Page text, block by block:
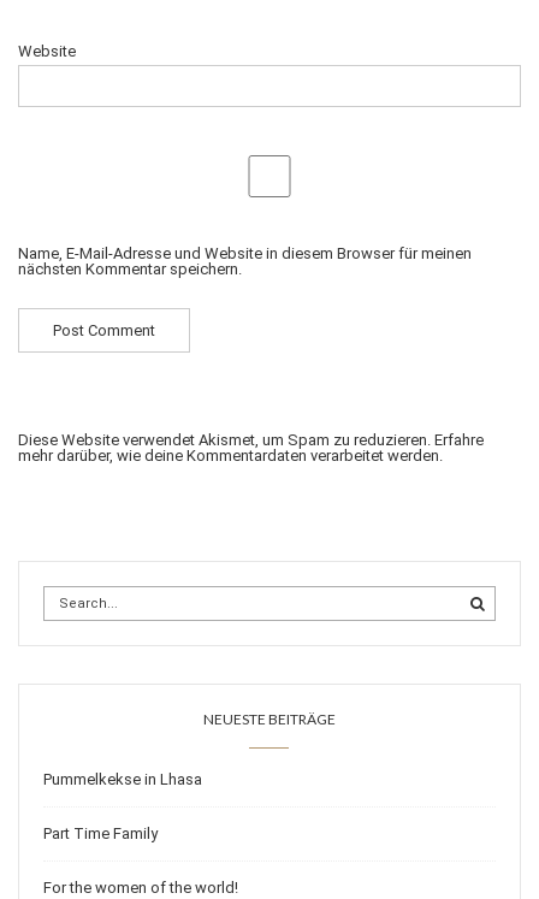
Website
Name, E-Mail-Adresse und Website in diesem Browser für meinen
nächsten Kommentar speichern.
Diese Website verwendet Akismet, um Spam zu reduzieren. Erfahre
mehr darüber, wie deine Kommentardaten verarbeitet werden.
NEUESTE BEITRÄGE
Pummelkekse in Lhasa
Part Time Family
For the women of the world!